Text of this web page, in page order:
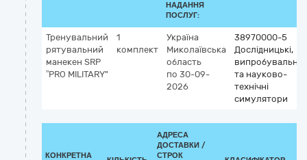
НАДАННЯ
ПОСЛУГ:
Тренувальний
рятувальний
манекен SRP
”PRO MILITARY"
1
комплект
Україна
Миколаївська
область
по 30-09-
2026
38970000-5
Дослідницькі,
випробувальні
та науково-
технічні
симулятори
КОНКРЕТНА
АДРЕСА
ДОСТАВКИ /
СТРОК